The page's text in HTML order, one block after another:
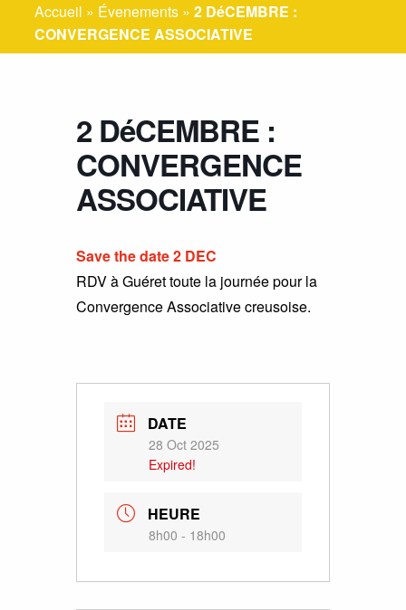
Accueil » Évenements »2 DéCEMBRE :
CONVERGENCE ASSOCIATIVE
2 DéCEMBRE :
CONVERGENCE
ASSOCIATIVE
Save the date 2 DEC
RDV à Guéret toute la journée pour la
Convergence Associative creusoise.
DATE
28 Oct 2025
Expired!
HEURE
8h00 - 18h00